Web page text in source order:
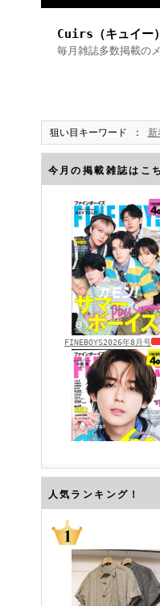
Cuirs（キュイー
毎月雑誌多数掲載の
狙い目キーワード 新
今月の掲載雑誌はこ
FINEBOYS2026年8月号
FINEBOYS2026年7月号
人気ランキング！